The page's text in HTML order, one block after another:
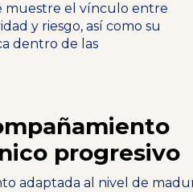
muestre el vínculo entre
y riesgo, así como su
dentro de las
progresivo
adaptada al nivel de